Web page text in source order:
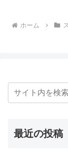
ホーム
最近の投稿